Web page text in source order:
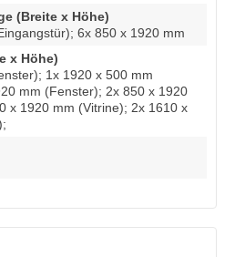
(Breite x Höhe)
6x 850 x 1920 mm
x Höhe)
1x 1920 x 500 mm
mm (Fenster); 2x 850 x 1920
x 1920 mm (Vitrine); 2x 1610 x